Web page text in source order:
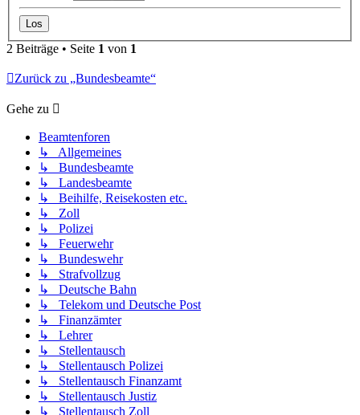
2 Beiträge • Seite 1 von 1
Zurück zu „Bundesbeamte“
Gehe zu
Beamtenforen
↳ Allgemeines
↳ Bundesbeamte
↳ Landesbeamte
↳ Beihilfe, Reisekosten etc.
↳ Zoll
↳ Polizei
↳ Feuerwehr
↳ Bundeswehr
↳ Strafvollzug
↳ Deutsche Bahn
↳ Telekom und Deutsche Post
↳ Finanzämter
↳ Lehrer
↳ Stellentausch
↳ Stellentausch Polizei
↳ Stellentausch Finanzamt
↳ Stellentausch Justiz
↳ Stellentausch Zoll